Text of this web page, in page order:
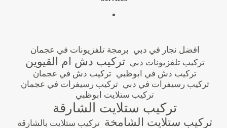
افضل نجار في دبي برمجة تلفزيونات في عجمان
تركيب تلفزيونات دبي تركيب دش ام القيوين
تركيب دش في ابوظبي تركيب دش في عجمان
تركيب رسيفرات في دبي تركيب رسيفرات في عجمان
تركيب ستلايت ابوظبي
تركيب ستلايت الشارقة
تركيب ستلايت الشامخة تركيب ستلايت بالشارقة